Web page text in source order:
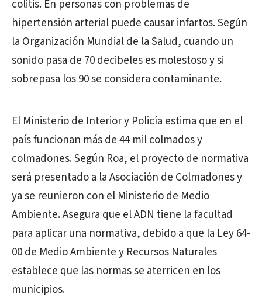
colitis. En personas con problemas de
hipertensión arterial puede causar infartos. Según
la Organización Mundial de la Salud, cuando un
sonido pasa de 70 decibeles es molestoso y si
sobrepasa los 90 se considera contaminante.
El Ministerio de Interior y Policía estima que en el
país funcionan más de 44 mil colmados y
colmadones. Según Roa, el proyecto de normativa
será presentado a la Asociación de Colmadones y
ya se reunieron con el Ministerio de Medio
Ambiente. Asegura que el ADN tiene la facultad
para aplicar una normativa, debido a que la Ley 64-
00 de Medio Ambiente y Recursos Naturales
establece que las normas se aterricen en los
municipios.